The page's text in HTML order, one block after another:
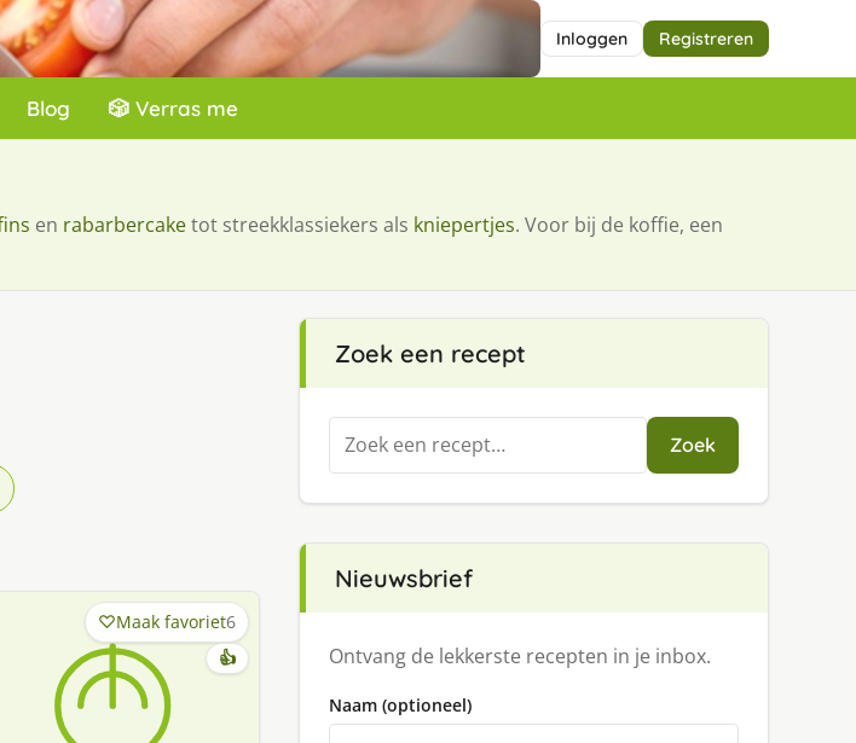
Inloggen Registreren
Blog 🎲 Verras me
en rabarbercaketot streekklassiekers als kniepertjes. Voor bij de koffie, een
Maak favoriet6
👍
Zoek een recept
Zoeken
naar:
Zoek
Nieuwsbrief
Ontvang de lekkerste recepten in je inbox.
Naam (optioneel)